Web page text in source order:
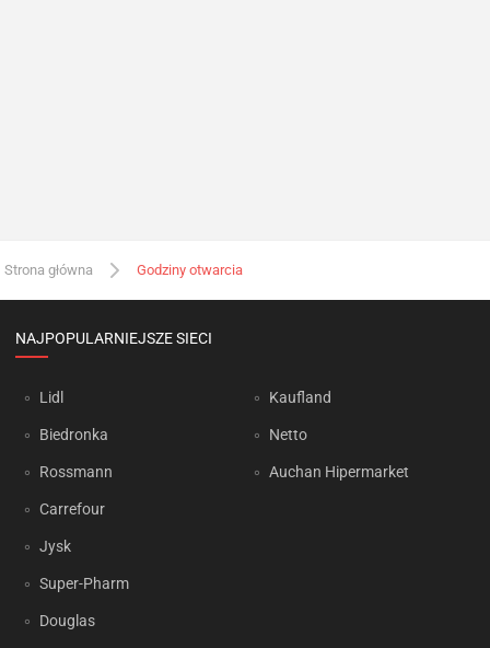
Strona główna Godziny otwarcia
NAJPOPULARNIEJSZE SIECI
Lidl
Biedronka
Rossmann
Carrefour
Jysk
Super-Pharm
Douglas
Kaufland
Netto
Auchan Hipermarket